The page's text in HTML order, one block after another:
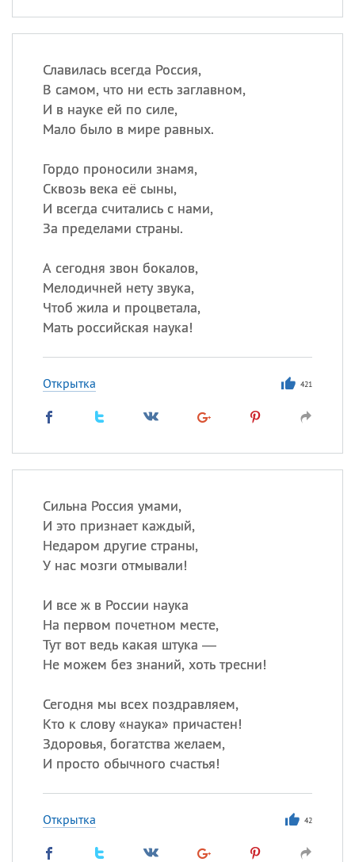
Славилась всегда Россия,
В самом, что ни есть заглавном,
И в науке ей по силе,
Мало было в мире равных.
Гордо проносили знамя,
Сквозь века её сыны,
И всегда считались с нами,
За пределами страны.
А сегодня звон бокалов,
Мелодичней нету звука,
Чтоб жила и процветала,
Мать российская наука!
Открытка 421
Сильна Россия умами,
И это признает каждый,
Недаром другие страны,
У нас мозги отмывали!
И все ж в России наука
На первом почетном месте,
Тут вот ведь какая штука —
Не можем без знаний, хоть тресни!
Сегодня мы всех поздравляем,
Кто к слову «наука» причастен!
Здоровья, богатства желаем,
И просто обычного счастья!
Открытка 42